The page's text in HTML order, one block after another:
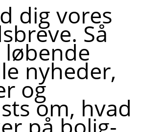
dig vores
Så
nyheder,
og
om, hvad